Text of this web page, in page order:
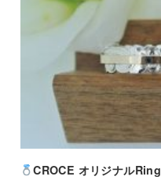
CROCE オリジナルRing